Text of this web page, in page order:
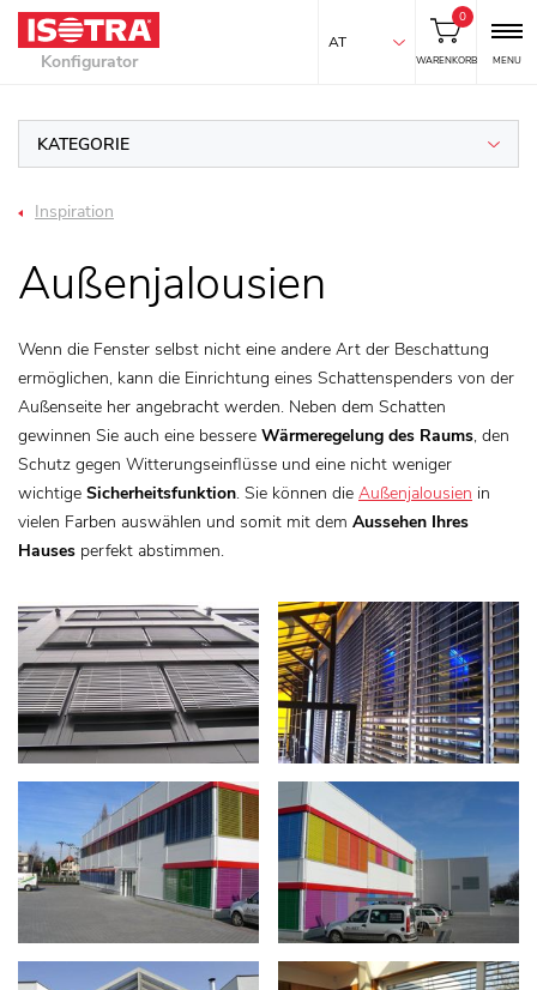
Konfigurator MENU
WARENKORB
0
AT
KATEGORIE
Inspiration
Außenjalousien
Wenn die Fenster selbst nicht eine andere Art der Beschattung
ermöglichen, kann die Einrichtung eines Schattenspenders von der
Außenseite her angebracht werden. Neben dem Schatten
gewinnen Sie auch eine bessere Wärmeregelung des Raums, den
Schutz gegen Witterungseinflüsse und eine nicht weniger
wichtige Sicherheitsfunktion. Sie können die Außenjalousien in
vielen Farben auswählen und somit mit dem Aussehen Ihres
Hauses perfekt abstimmen.